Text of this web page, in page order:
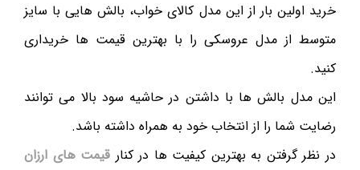
خرید اولین بار از این مدل کالای خواب، بالش هایی با سایز
متوسط از مدل عروسکی را با بهترین قیمت ها خریداری
کنید.
این مدل بالش ها با داشتن در حاشیه سود بالا می توانند
رضایت شما را از انتخاب خود به همراه داشته باشد.
در نظر گرفتن به بهترین کیفیت ها در کنار قیمت های ارزان